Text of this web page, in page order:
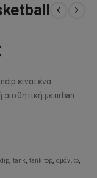
Η
τιμή
67,00€.
είναι ένα
με urban
,tank,tank top,αμάνικο,